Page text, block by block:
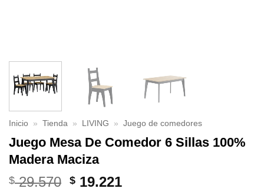
Inicio » Tienda » LIVING » Juego de comedores
Juego Mesa De Comedor 6 Sillas 100%
Madera Maciza
$29.570 El
$ 19.221El